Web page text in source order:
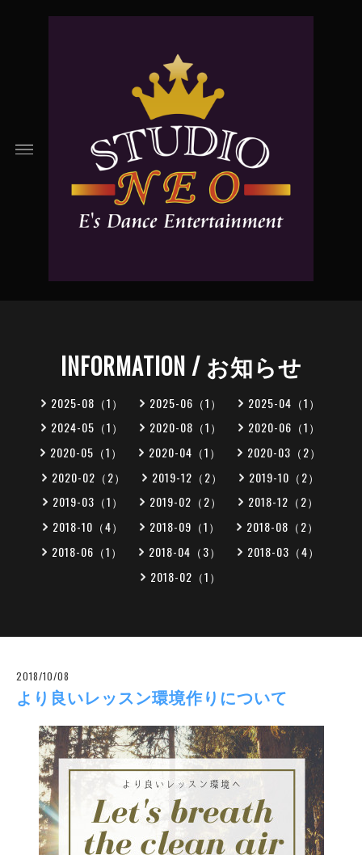
INFORMATION / お知らせ
2025-08（1） 2025-06（1）
2025-04（1）
2024-05（1）
2020-08（1）
2020-06（1）
2020-05（1）
2020-04（1）
2020-03（2）
2020-02（2）
2019-12（2）
2019-10（2）
2019-03（1）
2019-02（2）
2018-12（2）
2018-10（4）
2018-09（1）
2018-08（2）
2018-06（1）
2018-04（3）
2018-03（4）
2018-02（1）
2018/10/08
より良いレッスン環境作りについて